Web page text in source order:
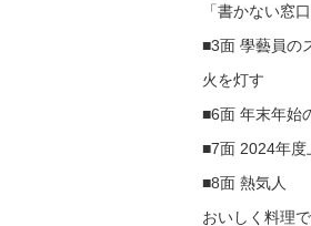
「書かない窓
■3面 學藝員の
火を灯す
■6面 年末年始
■7面 2024年度
■8面 熱気人
おいしく料理